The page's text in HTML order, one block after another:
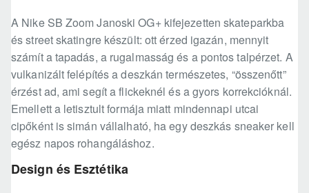
A Nike SB Zoom Janoski OG+ kifejezetten skateparkba
és street skatingre készült: ott érzed igazán, mennyit
számít a tapadás, a rugalmasság és a pontos talpérzet. A
vulkanizált felépítés a deszkán természetes, “összenőtt”
érzést ad, ami segít a flickeknél és a gyors korrekcióknál.
Emellett a letisztult formája miatt mindennapi utcai
cipőként is simán vállalható, ha egy deszkás sneaker kell
egész napos rohangáláshoz.
Design és Esztétika